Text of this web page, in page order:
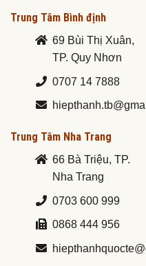
Trung Tâm Bình định
69 Bùi Thị Xuân,
TP. Quy Nhơn
0707 14 7888
Trung Tâm Nha Trang
66 Bà Triệu, TP.
Nha Trang
0703 600 999
0868 444 956